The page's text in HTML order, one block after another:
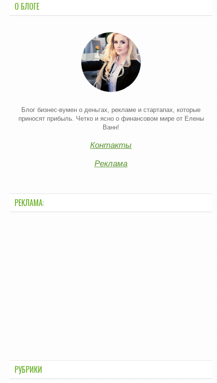
О БЛОГЕ
Блог бизнес-вумен о деньгах, рекламе и стартапах, которые
приносят прибыль. Четко и ясно о финансовом мире от Елены
Ванн!
Контакты
Реклама
РЕКЛАМА:
РУБРИКИ